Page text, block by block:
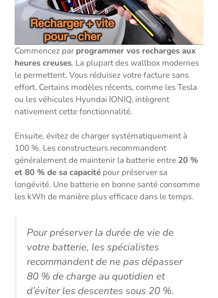
Commencez par programmer vos recharges aux
heures creuses. La plupart des wallbox modernes
le permettent. Vous réduisez votre facture sans
effort. Certains modèles récents, comme les Tesla
ou les véhicules Hyundai IONIQ, intègrent
nativement cette fonctionnalité.
Ensuite, évitez de charger systématiquement à
100 %. Les constructeurs recommandent
généralement de maintenir la batterie entre 20 %
et 80 % de sa capacité pour préserver sa
longévité. Une batterie en bonne santé consomme
les kWh de manière plus efficace dans le temps.
Pour préserver la durée de vie de
votre batterie, les spécialistes
recommandent de ne pas dépasser
80 % de charge au quotidien et
d’éviter les descentes sous 20 %.